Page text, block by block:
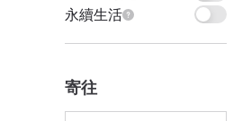
永續生活
寄往